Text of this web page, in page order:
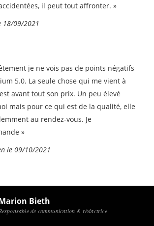
il peut tout affronter. »
18/09/2021
je ne vois pas de points négatifs
5.0. La seule chose qui me vient à
avant tout son prix. Un peu élevé
mais pour ce qui est de la qualité, elle
au rendez-vous. Je
»
le 09/10/2021
Bieth
de communication & rédactrice